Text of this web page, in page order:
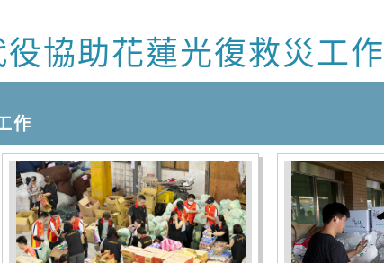
協助花蓮光復救災工作
作